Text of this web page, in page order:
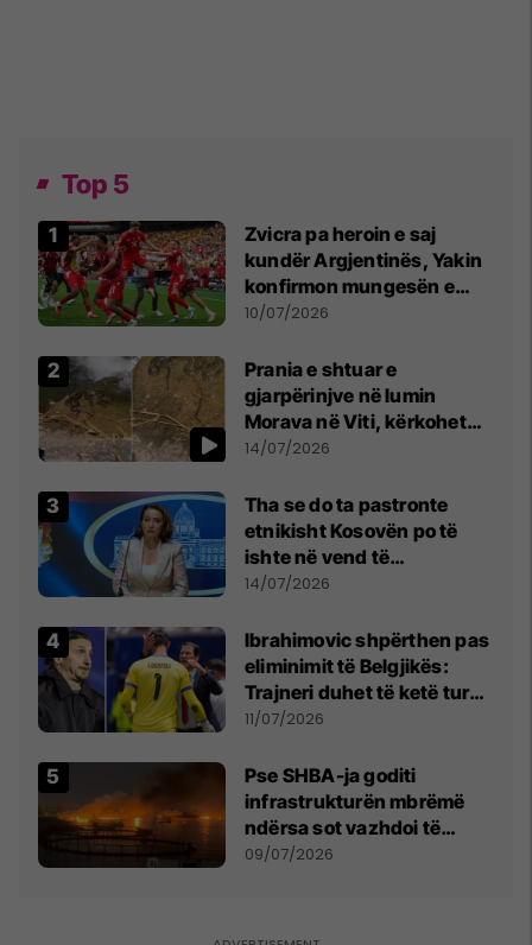
Top 5
Zvicra pa heroin e saj
kundër Argjentinës, Yakin
konfirmon mungesën e
madhe
10/07/2026
Prania e shtuar e
gjarpërinjve në lumin
Morava në Viti, kërkohet
kujdes nga qytetarët
14/07/2026
Tha se do ta pastronte
etnikisht Kosovën po të
ishte në vend të
Millosheviqit, Lëvizja e
kërkon shkarkimin e
menjëhershëm të
Snezhana Paunoviq
14/07/2026
Ibrahimovic shpërthen pas
eliminimit të Belgjikës:
Trajneri duhet të ketë turp,
ai lojtar se meritoi të luante
11/07/2026
Pse SHBA-ja goditi
infrastrukturën mbrëmë
ndërsa sot vazhdoi të
zmbrapsë sulmet iraniane
09/07/2026